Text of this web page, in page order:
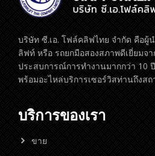
บริษัท ซี.เอ. โฟล์คลิฟไทย จำกัด คือผู้
ลิฟท์ หรือ รถยกมือสองสภาพดีเยี่ยมจ
ประสบการณ์การทำงานมากกว่า 10
พร้อมอะไหล่บริการเซอร์วิสท่านถึงส
บริการของเรา
ขาย